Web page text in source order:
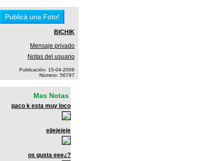
BICHIK
Mensaje privado
Notas del usuario
Publicación: 15-04-2006
Número: 56797
Mas Notas
paco k esta muy loco
ejjejejeje
os gusta eee¿?